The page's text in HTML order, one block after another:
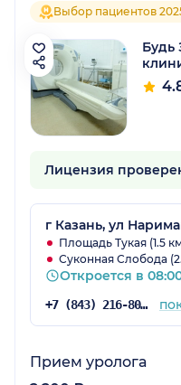
Выбор пациентов
Будь
Лицензия
г Казань, ул
Площадь Тукая (1.5
Суконная Слобода
Откроется в
+7 (843) 216-80-29
Прием уролога